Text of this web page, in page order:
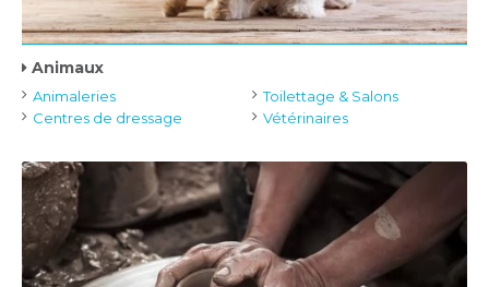
Animaux
Animaleries
Centres de dressage
Toilettage & Salons
Vétérinaires